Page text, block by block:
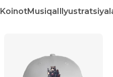
KoinotMusiqa